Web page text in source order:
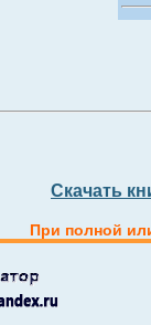
Скачать
При полной